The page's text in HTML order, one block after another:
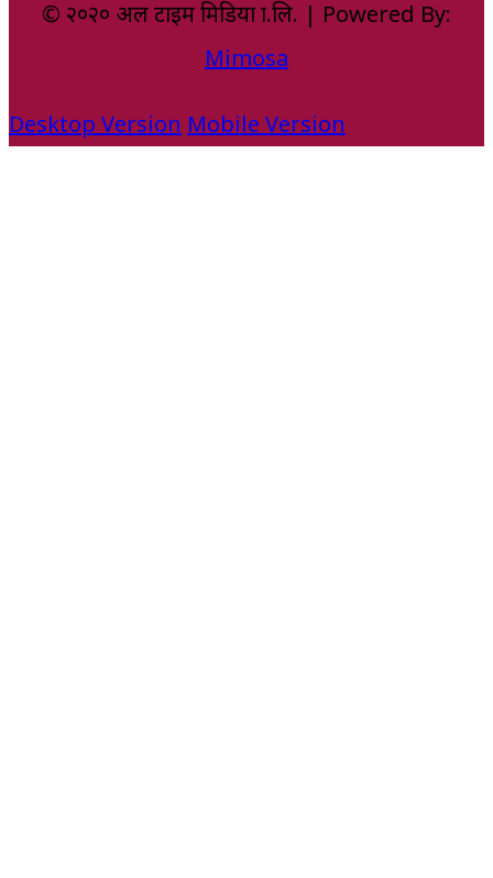
© २०२० अल टाइम मिडिया प्रा.लि. | Powered By:
Mimosa
Desktop Version Mobile Version